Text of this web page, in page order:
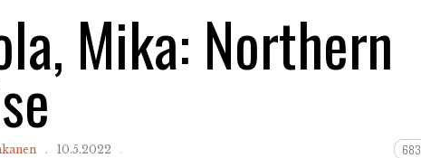
Mika: Northern
10.5.2022 683